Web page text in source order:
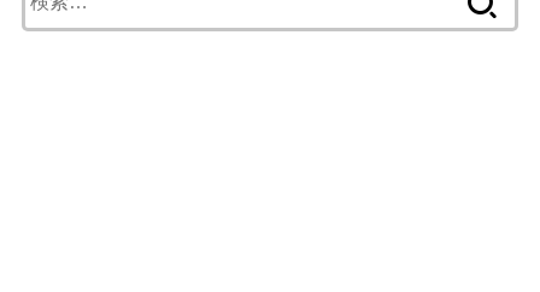
索